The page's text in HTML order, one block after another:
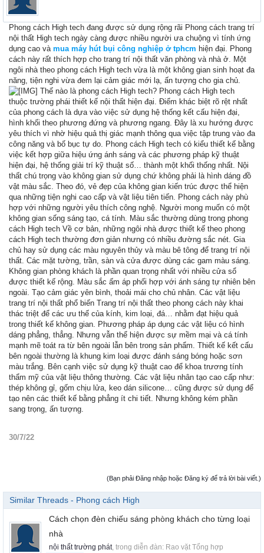
Phong cách High tech đang được sử dụng rộng rãi Phong cách trang trí
nội thất High tech ngày càng được nhiều người ưa chuộng vì tính ứng
dụng cao và mua máy hút bụi công nghiệp ở tphcm hiện đại. Phong
cách này rất thích hợp cho trang trí nội thất văn phòng và nhà ở. Một
ngôi nhà theo phong cách High tech vừa là một không gian sinh hoạt đa
năng, tiện nghi vừa đem lại cảm giác mới lạ, ấn tượng cho gia chủ.
Thế nào là phong cách High tech? Phong cách High tech
thuộc trường phái thiết kế nội thất hiện đại. Điểm khác biệt rõ rệt nhất
của phong cách là dựa vào việc sử dụng hệ thống kết cấu hiện đại,
hình khối theo phương đứng và phương ngang. Đây là xu hướng được
yêu thích vì nhờ hiệu quả thị giác mạnh thông qua việc tập trung vào đa
công năng và bố bục tự do. Phong cách High tech có kiểu thiết kế bằng
việc kết hợp giữa hiệu ứng ánh sáng và các phương pháp kỹ thuật
hiện đại, hệ thống giải trí kỹ thuật số… thành một khối thống nhất. Nội
thất chú trọng vào không gian sử dụng chứ không phải là hình dáng đồ
vật màu sắc. Theo đó, vẻ đẹp của không gian kiến trúc được thể hiện
qua những tiện nghi cao cấp và vật liệu tiên tiến. Phong cách này phù
hợp với những người yêu thích công nghệ. Người mong muốn có một
không gian sống sáng tạo, cá tính. Màu sắc thường dùng trong phong
cách High tech Về cơ bản, những ngôi nhà được thiết kế theo phong
cách High tech thường đơn giản nhưng có nhiều đường sắc nét. Gia
chủ hay sử dụng các màu nguyên thủy và màu bê tông để trang trí nội
thất. Các mặt tường, trần, sàn và cửa được dùng các gam màu sáng.
Không gian phòng khách là phần quan trọng nhất với nhiều cửa sổ
được thiết kế rộng. Màu sắc ấm áp phối hợp với ánh sáng tự nhiên bên
ngoài. Tạo cảm giác yên bình, thoải mái cho chủ nhân. Các vật liệu
trang trí nội thất phổ biến Trang trí nội thất theo phong cách này khai
thác triệt để các ưu thế của kính, kim loại, đá… nhằm đạt hiệu quả
trong thiết kế không gian. Phương pháp áp dụng các vật liệu có hình
dáng phẳng, thẳng. Nhưng vẫn thể hiện được sự mềm mại và cá tính
mạnh mẽ toát ra từ bên ngoài lẫn bên trong sản phẩm. Thiết kế kết cấu
bên ngoài thường là khung kim loại được đánh sáng bóng hoặc sơn
màu trắng. Bên cạnh việc sử dụng kỹ thuật cao để khoa trương tính
thẩm mỹ của vật liệu thông thường. Các vật liệu nhân tạo cao cấp như:
thép không gỉ, gốm chịu lửa, keo dán silicone… cũng được sử dụng để
tạo nên các thiết kế bằng phẳng ít chi tiết. Nhưng không kém phần
sang trọng, ấn tượng.
30/7/22
(Bạn phải Đăng nhập hoặc Đăng ký để trả lời bài viết.)
Similar Threads - Phong cách High
Cách chọn đèn chiếu sáng phòng khách cho từng loại
nhà
nội thất trường phát, trong diễn đàn: Rao vặt Tổng hợp